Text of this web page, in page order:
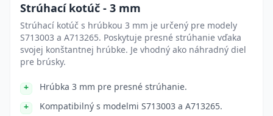
Strúhací kotúč - 3 mm
Strúhací kotúč s hrúbkou 3 mm je určený pre modely
S713003 a A713265. Poskytuje presné strúhanie vďaka
svojej konštantnej hrúbke. Je vhodný ako náhradný diel
pre brúsky.
Hrúbka 3 mm pre presné strúhanie.
Kompatibilný s modelmi S713003 a A713265.